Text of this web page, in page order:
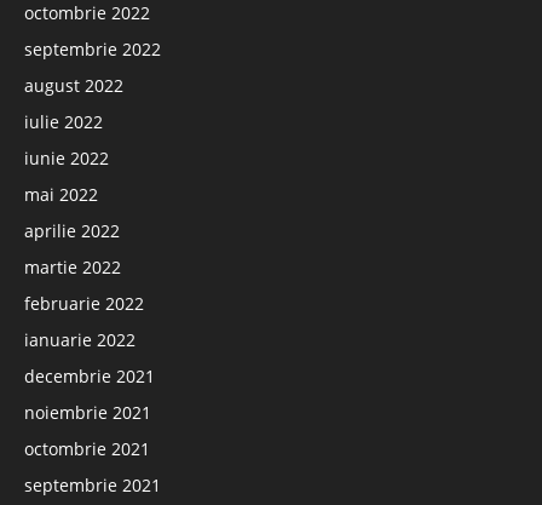
octombrie 2022
septembrie 2022
august 2022
iulie 2022
iunie 2022
mai 2022
aprilie 2022
martie 2022
februarie 2022
ianuarie 2022
decembrie 2021
noiembrie 2021
octombrie 2021
septembrie 2021